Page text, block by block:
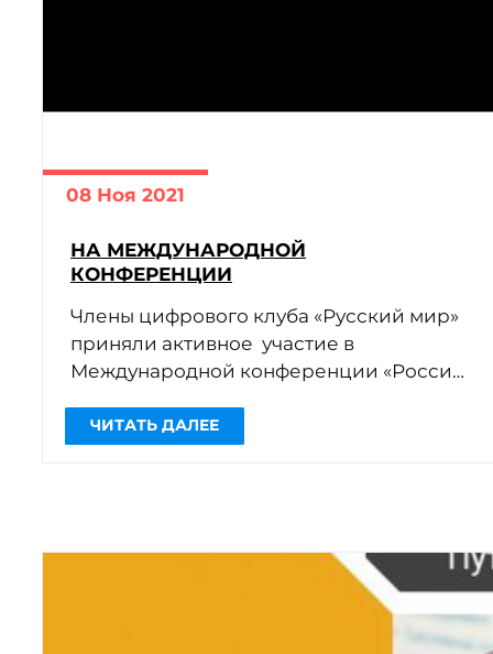
08 Ноя 2021
НА МЕЖДУНАРОДНОЙ
КОНФЕРЕНЦИИ
Члены цифрового клуба «Русский мир»
приняли активное участие в
Международной конференции «Россия
политика» (организаторы — наши